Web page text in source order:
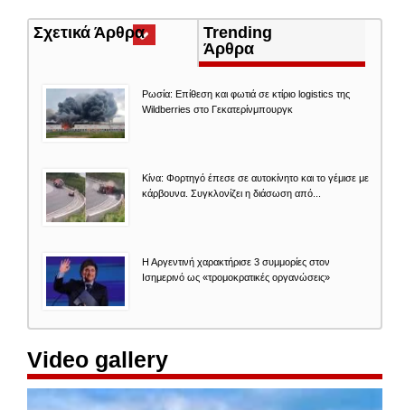
Σχετικά Άρθρα(ενεργή
καρτέλα)
Trending
Άρθρα
Ρωσία: Επίθεση και φωτιά σε κτίριο logistics της
Wildberries στο Γεκατερίνμπουργκ
Κίνα: Φορτηγό έπεσε σε αυτοκίνητο και το γέμισε με
κάρβουνα. Συγκλονίζει η διάσωση από...
Η Αργεντινή χαρακτήρισε 3 συμμορίες στον
Ισημερινό ως «τρομοκρατικές οργανώσεις»
Video gallery